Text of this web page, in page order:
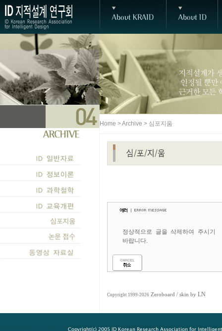
Home > Archive > 심포지움
정상적으로 글을 삭제하여 주시기
바랍니다.
Copyright 1999-2026 Zeroboard / skin by LN